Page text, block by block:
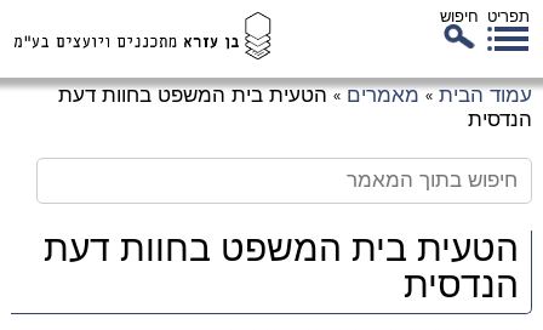
תפריט חיפוש
עמוד הבית » מאמרים » הטעית בית המשפט בחוות דעת
הנדסית
הטעית בית המשפט בחוות דעת
הנדסית